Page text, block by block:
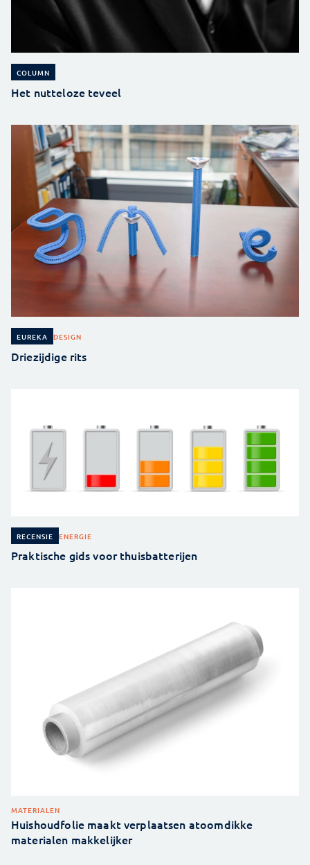
COLUMN
Het nutteloze teveel
EUREKA DESIGN
Driezijdige rits
RECENSIE ENERGIE
Praktische gids voor thuisbatterijen
MATERIALEN
Huishoudfolie maakt verplaatsen atoomdikke
materialen makkelijker